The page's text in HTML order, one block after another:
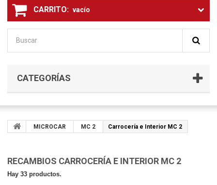
CARRITO: vacío
CATEGORÍAS
MICROCAR MC 2 Carrocería e Interior MC 2
RECAMBIOS CARROCERÍA E INTERIOR MC 2
Hay 33 productos.